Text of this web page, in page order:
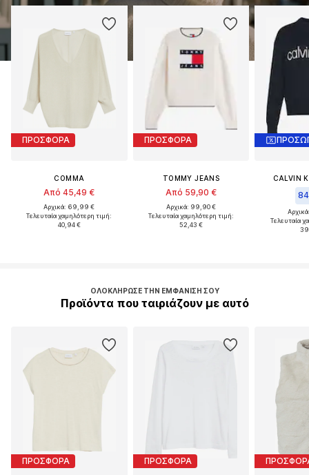
ΠΡΟΣΦΟΡΑ
COMMA
Από 45,49 €
Αρχικά: 69,99 €
Τελευταία χαμηλότερη τιμή:
40,94 €
ΠΡΟΣΦΟΡΑ
TOMMY JEANS
Από 59,90 €
Αρχικά: 99,90 €
Τελευταία χαμηλότερη τιμή:
52,43 €
CALVIN
Τελευταία
ΟΛΟΚΛΉΡΩΣΕ ΤΗΝ ΕΜΦΆΝΙΣΉ ΣΟΥ
Προϊόντα που ταιριάζουν με αυτό
ΠΡΟΣΦΟΡΑ ΠΡΟΣΦΟΡΑ